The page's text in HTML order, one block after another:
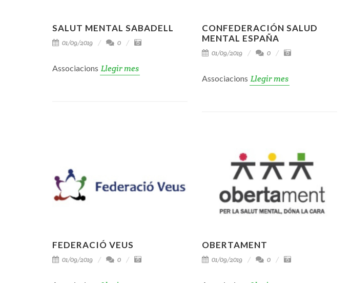
SALUT MENTAL SABADELL
01/09/2019 0
Associacions Llegir mes
CONFEDERACIÓN SALUD
MENTAL ESPAÑA
01/09/2019 0
Associacions Llegir mes
FEDERACIÓ VEUS
01/09/2019 0
OBERTAMENT
01/09/2019 0